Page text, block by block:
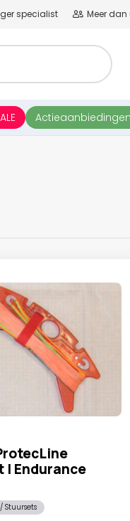
specialist Meer
Actieaanbiedingen
| Endurance
Stuursets